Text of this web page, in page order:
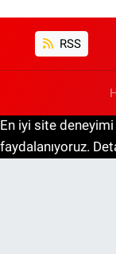
RSS
En iyi site
faydalanıyoruz.